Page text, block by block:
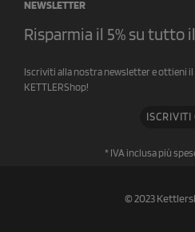
NEWSLETTER
Risparmia il 5% su tutto
Iscriviti alla nostra newsletter e ottieni il
KETTLERShop!
ISCRIVITI
* IVA inclusa più
© 2023